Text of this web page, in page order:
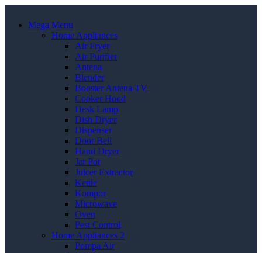
Mega Menu
Home Appliances
Air Fryer
Air Purifier
Antena
Blender
Booster Antena TV
Cooker Hood
Desk Lamp
Dish Dryer
Dispenser
Door Bell
Hand Dryer
Jar Pot
Juicer Extractor
Kettle
Kompor
Microwave
Oven
Pest Control
Home Appliances 2
Pompa Air